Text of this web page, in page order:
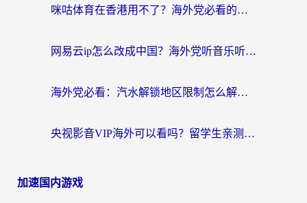
咪咕体育在香港用不了？海外党必看的回国加速器选择指南（附3个真实场景解决方案）
网易云ip怎么改成中国？海外党听音乐听书的无痛解决方案
海外党必看：汽水解锁地区限制怎么解除？3招解决国内影音&生活服务难题
央视影音VIP海外可以看吗？留学生亲测有效的回国加速器选择指南
加速国内游戏